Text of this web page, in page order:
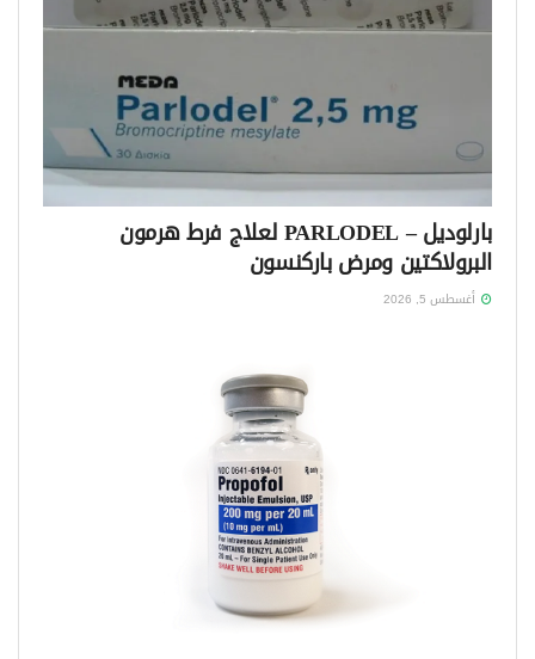
بارلوديل – PARLODEL لعلاج فرط هرمون
البرولاكتين ومرض باركنسون
أغسطس 5, 2026